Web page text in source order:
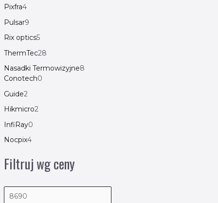
Pixfra4
Pulsar9
Rix optics5
ThermTec28
Nasadki Termowizyjne8
Conotech0
Guide2
Hikmicro2
InfiRay0
Nocpix4
Filtruj wg ceny